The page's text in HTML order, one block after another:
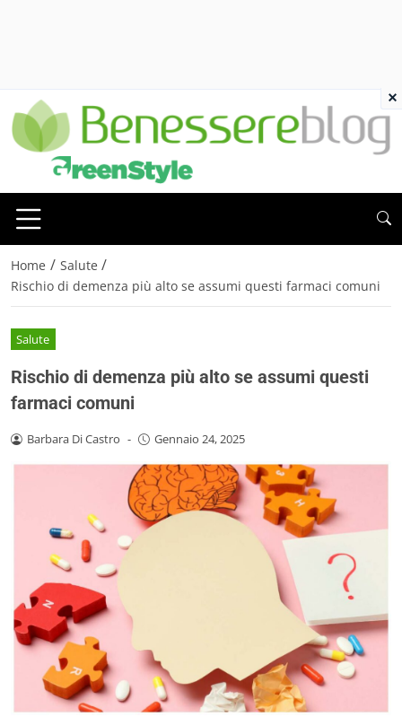
Home / Salute /
Rischio di demenza più alto se assumi questi farmaci comuni
Salute
Rischio di demenza più alto se assumi questi
farmaci comuni
Barbara Di Castro - Gennaio 24, 2025
×